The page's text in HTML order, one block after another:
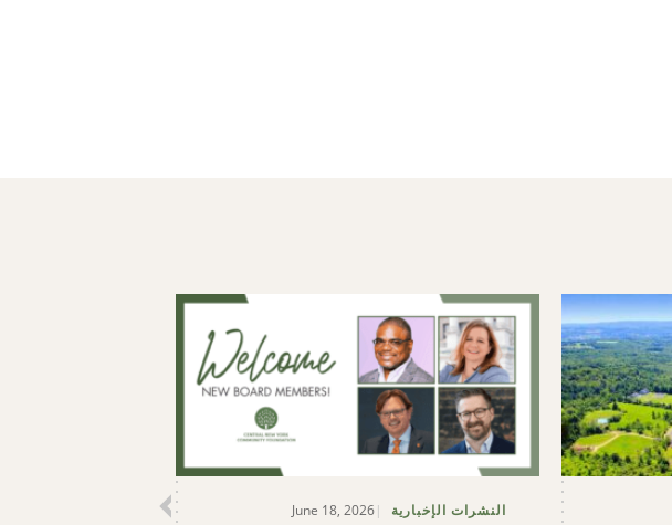
النشرات الإخبارية June 18, 2026